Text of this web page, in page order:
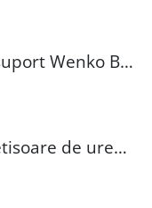
Perie toaleta cu suport Wenko Brasil Petrol 10x37 cm plastic verde inchis
Suport pentru betisoare de urechi si dischete demachiante Wenko 18 cm inox plastic argintiu